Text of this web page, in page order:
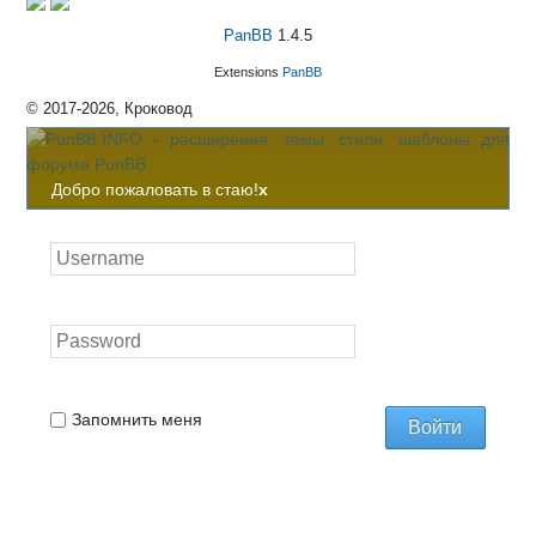
PanBB 1.4.5
Extensions PanBB
© 2017-2026, Кроковод
Добро пожаловать в стаю!x
Запомнить меня